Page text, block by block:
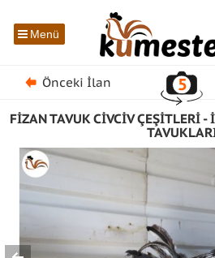
Menü
Önceki İlan 5
FİZAN TAVUK CİVCİV ÇEŞİTLERİ -